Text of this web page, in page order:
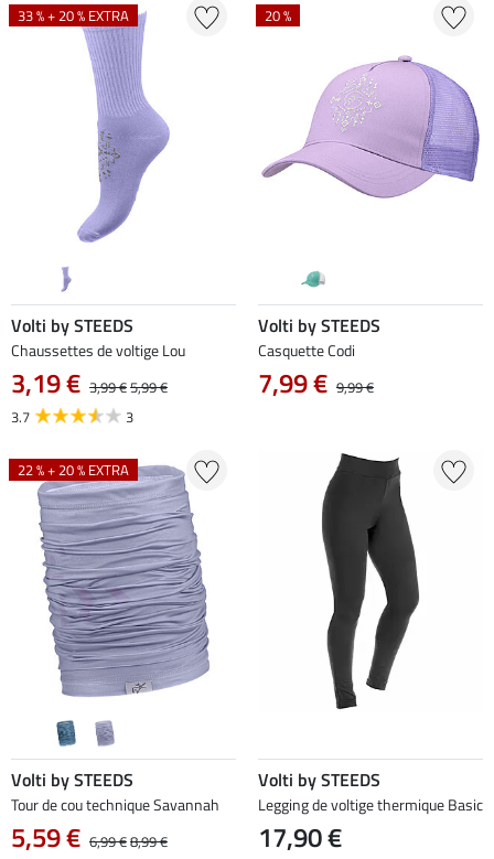
33 % + 20 % EXTRA
Volti by STEEDS
Chaussettes de voltige Lou
3,19 € 3,99 €5,99 €
3.7
3
20 %
Volti by STEEDS
Casquette Codi
7,99 € 9,99 €
22 % + 20 % EXTRA
Volti by STEEDS
Tour de cou technique Savannah
5,59 € 6,99 €8,99 €
Volti by STEEDS
Legging de voltige thermique Basic
17,90 €